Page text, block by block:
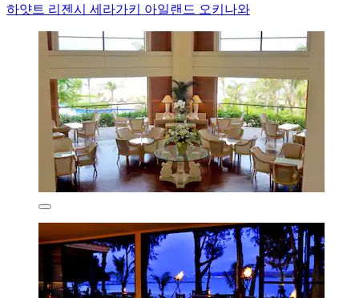
하얏트 리젠시 세라가키 아일랜드 오키나와